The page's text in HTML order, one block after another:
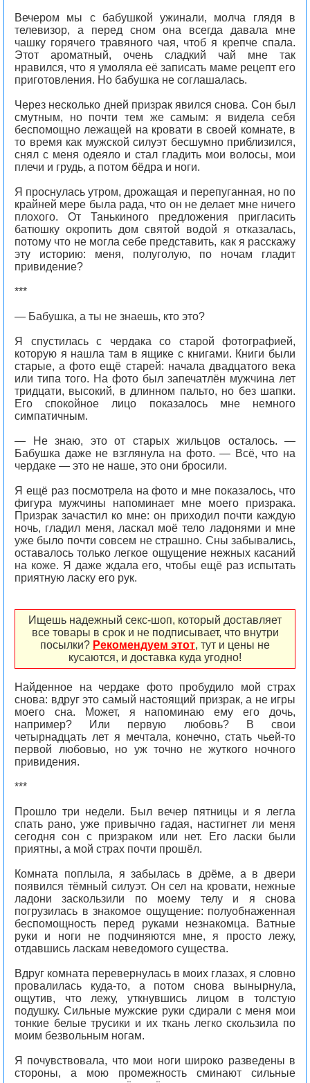
Вечером мы с бабушкой ужинали, молча глядя в
телевизор, а перед сном она всегда давала мне
чашку горячего травяного чая, чтоб я крепче спала.
Этот ароматный, очень сладкий чай мне так
нравился, что я умоляла её записать маме рецепт его
приготовления. Но бабушка не соглашалась.
Через несколько дней призрак явился снова. Сон был
смутным, но почти тем же самым: я видела себя
беспомощно лежащей на кровати в своей комнате, в
то время как мужской силуэт бесшумно приблизился,
снял с меня одеяло и стал гладить мои волосы, мои
плечи и грудь, а потом бёдра и ноги.
Я проснулась утром, дрожащая и перепуганная, но по
крайней мере была рада, что он не делает мне ничего
плохого. От Танькиного предложения пригласить
батюшку окропить дом святой водой я отказалась,
потому что не могла себе представить, как я расскажу
эту историю: меня, полуголую, по ночам гладит
привидение?
***
— Бабушка, а ты не знаешь, кто это?
Я спустилась с чердака со старой фотографией,
которую я нашла там в ящике с книгами. Книги были
старые, а фото ещё старей: начала двадцатого века
или типа того. На фото был запечатлён мужчина лет
тридцати, высокий, в длинном пальто, но без шапки.
Его спокойное лицо показалось мне немного
симпатичным.
— Не знаю, это от старых жильцов осталось. —
Бабушка даже не взглянула на фото. — Всё, что на
чердаке — это не наше, это они бросили.
Я ещё раз посмотрела на фото и мне показалось, что
фигура мужчины напоминает мне моего призрака.
Призрак зачастил ко мне: он приходил почти каждую
ночь, гладил меня, ласкал моё тело ладонями и мне
уже было почти совсем не страшно. Сны забывались,
оставалось только легкое ощущение нежных касаний
на коже. Я даже ждала его, чтобы ещё раз испытать
приятную ласку его рук.
Ищешь надежный секс-шоп, который доставляет
все товары в срок и не подписывает, что внутри
посылки? Рекомендуем этот, тут и цены не
кусаются, и доставка куда угодно!
Найденное на чердаке фото пробудило мой страх
снова: вдруг это самый настоящий призрак, а не игры
моего сна. Может, я напоминаю ему его дочь,
например? Или первую любовь? В свои
четырнадцать лет я мечтала, конечно, стать чьей-то
первой любовью, но уж точно не жуткого ночного
привидения.
***
Прошло три недели. Был вечер пятницы и я легла
спать рано, уже привычно гадая, настигнет ли меня
сегодня сон с призраком или нет. Его ласки были
приятны, а мой страх почти прошёл.
Комната поплыла, я забылась в дрёме, а в двери
появился тёмный силуэт. Он сел на кровати, нежные
ладони заскользили по моему телу и я снова
погрузилась в знакомое ощущение: полуобнаженная
беспомощность перед руками незнакомца. Ватные
руки и ноги не подчиняются мне, я просто лежу,
отдавшись ласкам неведомого существа.
Вдруг комната перевернулась в моих глазах, я словно
провалилась куда-то, а потом снова вынырнула,
ощутив, что лежу, уткнувшись лицом в толстую
подушку. Сильные мужские руки сдирали с меня мои
тонкие белые трусики и их ткань легко скользила по
моим безвольным ногам.
Я почувствовала, что мои ноги широко разведены в
стороны, а мою промежность сминают сильные